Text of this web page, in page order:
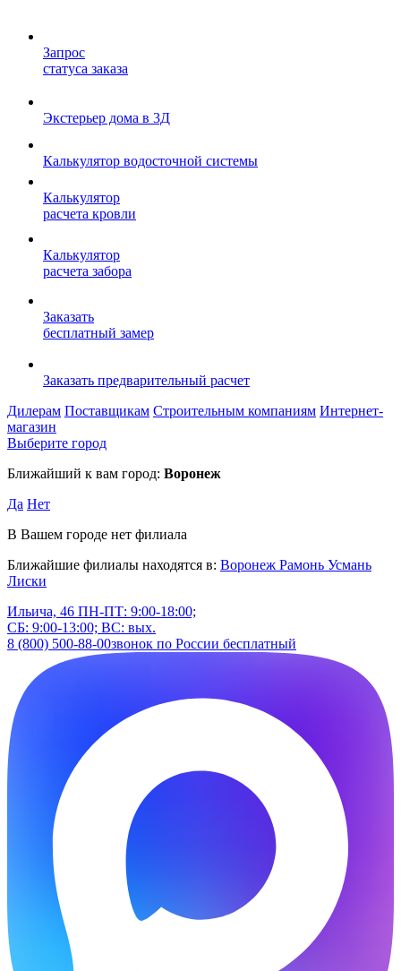
Запрос
статуса заказа
Экстерьер дома в 3Д
Калькулятор водосточной системы
Калькулятор
расчета кровли
Калькулятор
расчета забора
Заказать
бесплатный замер
Заказать предварительный расчет
Дилерам Поставщикам Строительным компаниям Интернет-
магазин
Выберите город
Ближайший к вам город: Воронеж
Да Нет
В Вашем городе нет филиала
Ближайшие филиалы находятся в: Воронеж Рамонь Усмань
Лиски
Ильича, 46 ПН-ПТ: 9:00-18:00;
СБ: 9:00-13:00; ВС: вых.
8 (800) 500-88-00звонок по России бесплатный